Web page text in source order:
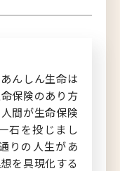
け
んしん生命は
保険のあり方
間が生命保険
石を投じまし
りの人生があ
を具現化する